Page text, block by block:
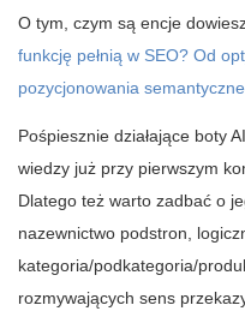
O tym, czym są encje
funkcję pełnią w SEO? Od
pozycjonowania
Pośpiesznie działające boty
wiedzy już przy pierwszym
Dlatego też warto zadbać o
nazewnictwo podstron,
kategoria/podkategoria/
rozmywających sens